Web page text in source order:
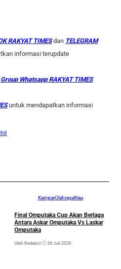
RAKYAT TIMESdan TELEGRAM
informasi terupdate
Group Whatsapp RAKYAT TIMES
untuk mendapatkan informasi
KamparOlahragaRiau
Final Omputaka Cup Akan Berlaga
Antara Askar Omputaka Vs Laskar
Omputaka
Oleh Redaksi• 26 Juli 2026